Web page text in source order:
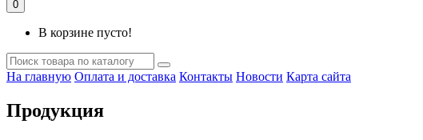
0
В корзине пусто!
На главную Оплата и доставка Контакты Новости Карта сайта
Продукция